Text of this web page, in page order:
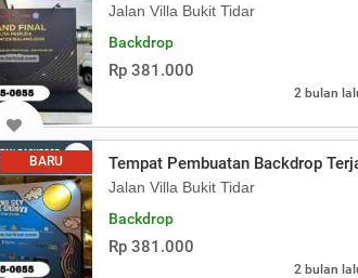
Jalan Villa Bukit Tidar
Backdrop
Rp 381.000
2 bulan
BARU Tempat Pembuatan Backdrop
Jalan Villa Bukit Tidar
Backdrop
Rp 381.000
2 bulan